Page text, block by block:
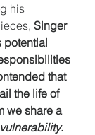
his
Singer
potential
that
the life of
we share a
.